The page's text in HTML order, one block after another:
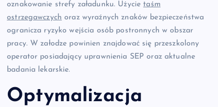
oznakowanie strefy załadunku. Użycie taśm
ostrzegawczych oraz wyraźnych znaków bezpieczeństwa
ogranicza ryzyko wejścia osób postronnych w obszar
pracy. W załodze powinien znajdować się przeszkolony
operator posiadający uprawnienia SEP oraz aktualne
badania lekarskie.
Optymalizacja